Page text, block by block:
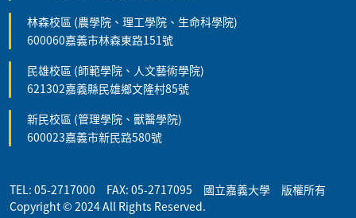
林森校區 (農學院、理工學院、生命科學院)
600060嘉義市林森東路151號
民雄校區 (師範學院、人文藝術學院)
621302嘉義縣民雄鄉文隆村85號
新民校區 (管理學院、獸醫學院)
600023嘉義市新民路580號
TEL: 05-2717000 FAX: 05-2717095 國立嘉義大學 版權所有
Copyright © 2024 All Rights Reserved.